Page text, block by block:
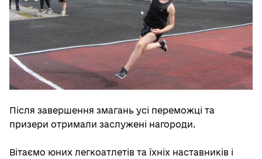
Після завершення змагань усі переможці та
призери отримали заслужені нагороди.
Вітаємо юних легкоатлетів та їхніх наставників і